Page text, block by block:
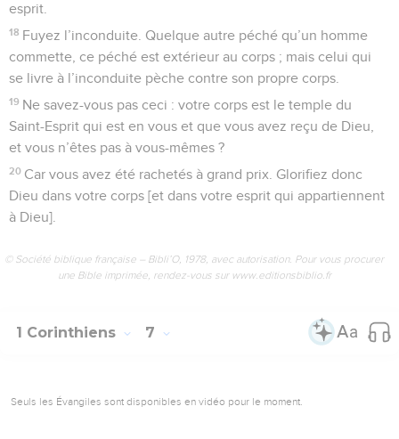
esprit.
18 Fuyez l’inconduite. Quelque autre péché qu’un homme
commette, ce péché est extérieur au corps ; mais celui qui
se livre à l’inconduite pèche contre son propre corps.
19 Ne savez-vous pas ceci : votre corps est le temple du
Saint-Esprit qui est en vous et que vous avez reçu de Dieu,
et vous n’êtes pas à vous-mêmes ?
20 Car vous avez été rachetés à grand prix. Glorifiez donc
Dieu dans votre corps [et dans votre esprit qui appartiennent
à Dieu].
© Société biblique française – Bibli’O, 1978, avec autorisation. Pour vous procurer
une Bible imprimée, rendez-vous sur www.editionsbiblio.fr
1 Corinthiens 7
Seuls les Évangiles sont disponibles en vidéo pour le moment.